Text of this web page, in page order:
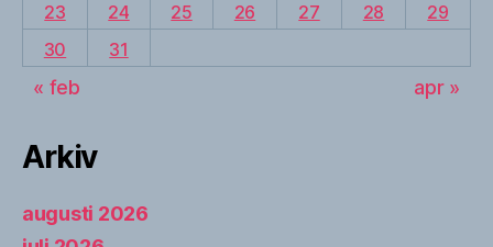
23
24 25 26 27 28
29
30
31
« feb apr »
Arkiv
augusti 2026